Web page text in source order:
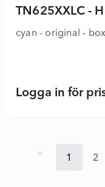
TN625XXLC -
cyan - original -
Logga in för
1 2